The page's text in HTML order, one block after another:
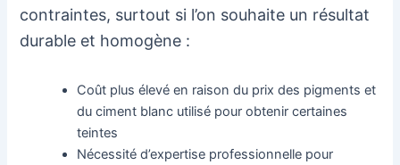
contraintes, surtout si l’on souhaite un résultat
durable et homogène :
Coût plus élevé en raison du prix des pigments et
du ciment blanc utilisé pour obtenir certaines
teintes
Nécessité d’expertise professionnelle pour